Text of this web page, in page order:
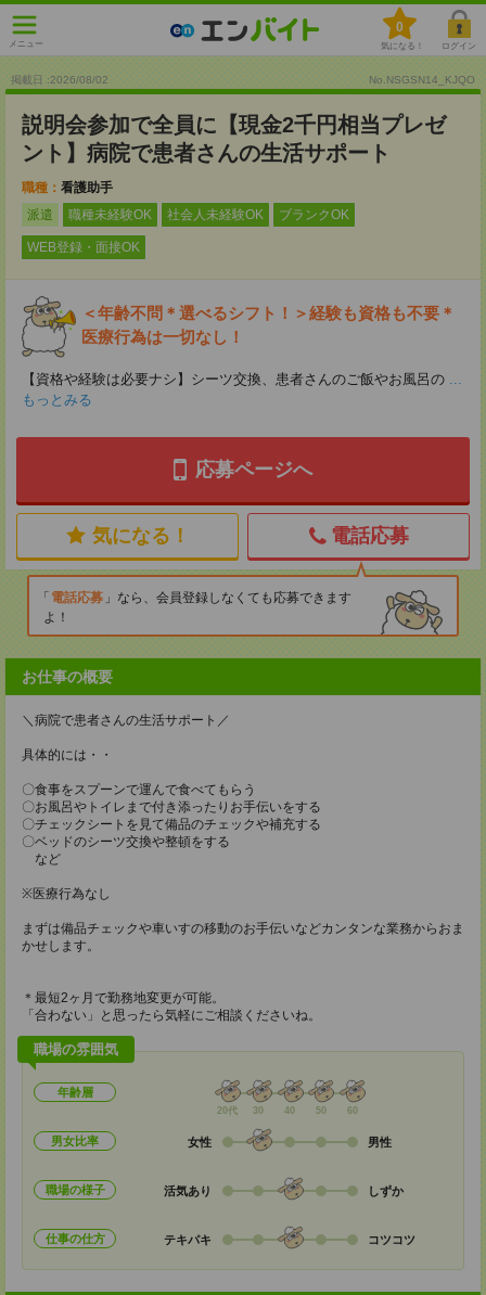
メニュー
0
気になる！ ログイン
掲載日 :2026/08/02 No.NSGSN14_KJQO
説明会参加で全員に【現金2千円相当プレゼ
ント】病院で患者さんの生活サポート
職種： 看護助手
派遣
職種未経験OK 社会人未経験OK ブランクOK
WEB登録・面接OK
＜年齢不問＊選べるシフト！＞経験も資格も不要＊
医療行為は一切なし！
【資格や経験は必要ナシ】シーツ交換、患者さんのご飯やお風呂の ...
もっとみる
応募ページへ
気になる！ 電話応募
電話応募
なら、会員登録しなくても応募できます
よ！
お仕事の概要
＼病院で患者さんの生活サポート／
具体的には・・
〇食事をスプーンで運んで食べてもらう
〇お風呂やトイレまで付き添ったりお手伝いをする
〇チェックシートを見て備品のチェックや補充する
〇ベッドのシーツ交換や整頓をする
など
※医療行為なし
まずは備品チェックや車いすの移動のお手伝いなどカンタンな業務からおま
かせします。
＊最短2ヶ月で勤務地変更が可能。
「合わない」と思ったら気軽にご相談くださいね。
職場の雰囲気
年齢層
20代 30 40 50 60
男女比率 女性 男性
職場の様子 活気あり しずか
仕事の仕方 テキパキ コツコツ